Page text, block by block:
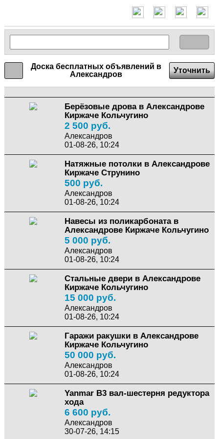
Доска бесплатных объявлений в
Александров
Уточнить
Берёзовые дрова в Александрове
Киржаче Кольчугино
2 500 руб.
Александров
01-08-26, 10:24
Натяжные потолки в Александрове
Киржаче Струнино
500 руб.
Александров
01-08-26, 10:24
Навесы из поликарбоната в
Александрове Киржаче Кольчугино
5 000 руб.
Александров
01-08-26, 10:24
Стальные двери в Александрове
Киржаче Кольчугино
15 000 руб.
Александров
01-08-26, 10:24
Гаражи ракушки в Александрове
Киржаче Кольчугино
50 000 руб.
Александров
01-08-26, 10:24
Yanmar B3 вал-шестерня редуктора
хода
6 600 руб.
Александров
30-07-26, 14:15